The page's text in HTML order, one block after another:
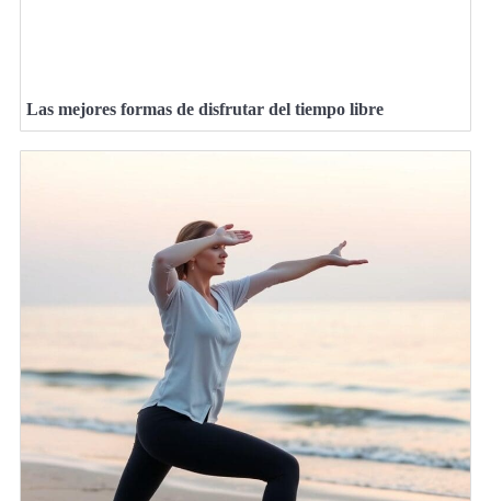
Las mejores formas de disfrutar del tiempo libre